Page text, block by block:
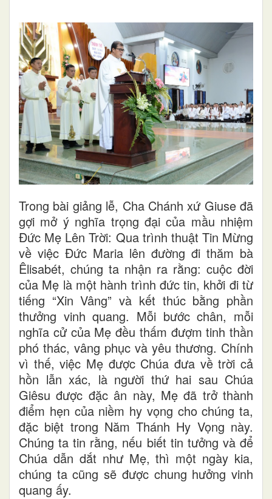
Trong bài giảng lễ, Cha Chánh xứ Giuse đã
gợi mở ý nghĩa trọng đại của mầu nhiệm
Đức Mẹ Lên Trời: Qua trình thuật Tin Mừng
về việc Đức Maria lên đường đi thăm bà
Êlisabét, chúng ta nhận ra rằng: cuộc đời
của Mẹ là một hành trình đức tin, khởi đi từ
tiếng “Xin Vâng” và kết thúc bằng phần
thưởng vinh quang. Mỗi bước chân, mỗi
nghĩa cử của Mẹ đều thấm đượm tinh thần
phó thác, vâng phục và yêu thương. Chính
vì thế, việc Mẹ được Chúa đưa về trời cả
hồn lẫn xác, là người thứ hai sau Chúa
Giêsu được đặc ân này, Mẹ đã trở thành
điểm hẹn của niềm hy vọng cho chúng ta,
đặc biệt trong Năm Thánh Hy Vọng này.
Chúng ta tin rằng, nếu biết tin tưởng và để
Chúa dẫn dắt như Mẹ, thì một ngày kia,
chúng ta cũng sẽ được chung hưởng vinh
quang ấy.